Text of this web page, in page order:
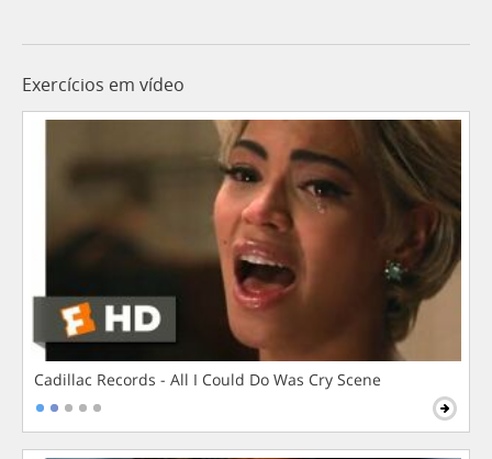
Exercícios em vídeo
Cadillac Records - All I Could Do Was Cry Scene